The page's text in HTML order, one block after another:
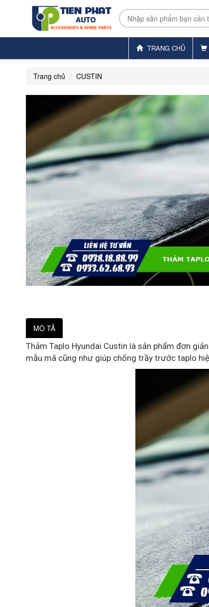
TRANG CHỦ
Trang chủ CUSTIN
MÔ TẢ
Thảm Taplo Hyundai Custin là sản phẩm đơn
mẫu mã cũng như giúp chống trầy trước taplo